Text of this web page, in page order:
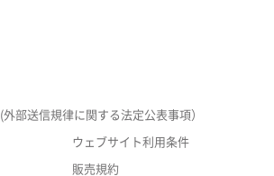
部送信規律に関する法定公表事項）
ウェブサイト利用条件
販売規約